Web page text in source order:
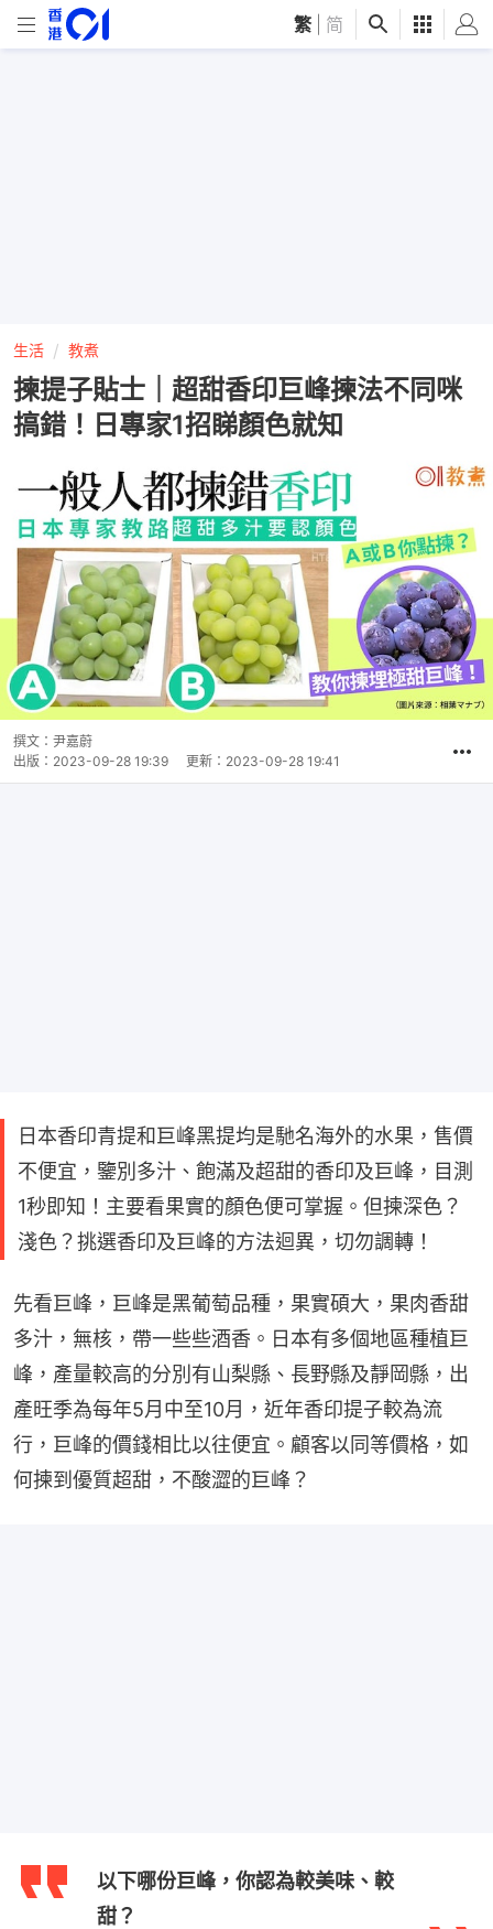
繁 简
生活 教煮
揀提子貼士｜超甜香印巨峰揀法不同咪
搞錯！日專家1招睇顏色就知
撰文： 尹嘉蔚
出版： 2023-09-28 19:39 更新： 2023-09-28 19:41
日本香印青提和巨峰黑提均是馳名海外的水果，售價
不便宜，鑒別多汁、飽滿及超甜的香印及巨峰，目測
1秒即知！主要看果實的顏色便可掌握。但揀深色？
淺色？挑選香印及巨峰的方法迴異，切勿調轉！
先看巨峰，巨峰是黑葡萄品種，果實碩大，果肉香甜
多汁，無核，帶一些些酒香。日本有多個地區種植巨
峰，產量較高的分別有山梨縣、長野縣及靜岡縣，出
產旺季為每年5月中至10月，近年香印提子較為流
行，巨峰的價錢相比以往便宜。顧客以同等價格，如
何揀到優質超甜，不酸澀的巨峰？
以下哪份巨峰，你認為較美味、較
甜？